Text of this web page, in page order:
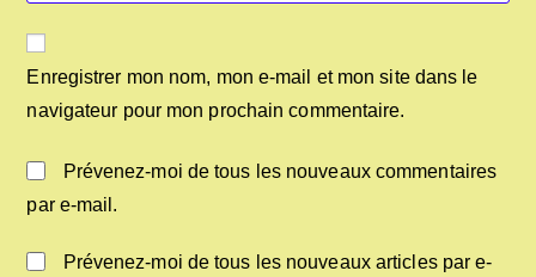
Enregistrer mon nom, mon e-mail et mon site dans le
navigateur pour mon prochain commentaire.
Prévenez-moi de tous les nouveaux commentaires
par e-mail.
Prévenez-moi de tous les nouveaux articles par e-